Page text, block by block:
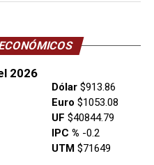
2026
Dólar$913.86
Euro $1053.08
UF $40844.79
IPC % -0.2
UTM$71649